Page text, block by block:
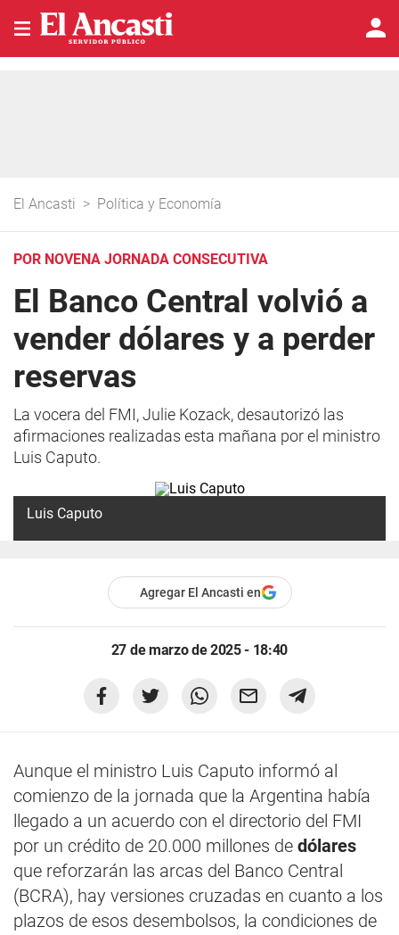
El Ancasti > Política y Economía
POR NOVENA JORNADA CONSECUTIVA
El Banco Central volvió a
vender dólares y a perder
reservas
La vocera del FMI, Julie Kozack, desautorizó las
afirmaciones realizadas esta mañana por el ministro
Luis Caputo.
Luis Caputo
Agregar El Ancasti en
27 de marzo de 2025 - 18:40
Aunque el ministro Luis Caputo informó al
comienzo de la jornada que la Argentina había
llegado a un acuerdo con el directorio del FMI
por un crédito de 20.000 millones de dólares
que reforzarán las arcas del Banco Central
(BCRA), hay versiones cruzadas en cuanto a los
plazos de esos desembolsos, la condiciones de